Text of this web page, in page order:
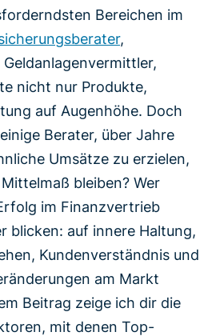
Bereichen im
,
Geldanlagenvermittler,
nicht nur Produkte,
auf Augenhöhe. Doch
Berater, über Jahre
Umsätze zu erzielen,
bleiben? Wer
im Finanzvertrieb
blicken: auf innere Haltung,
Kundenverständnis und
am Markt
Beitrag zeige ich dir die
mit denen Top-